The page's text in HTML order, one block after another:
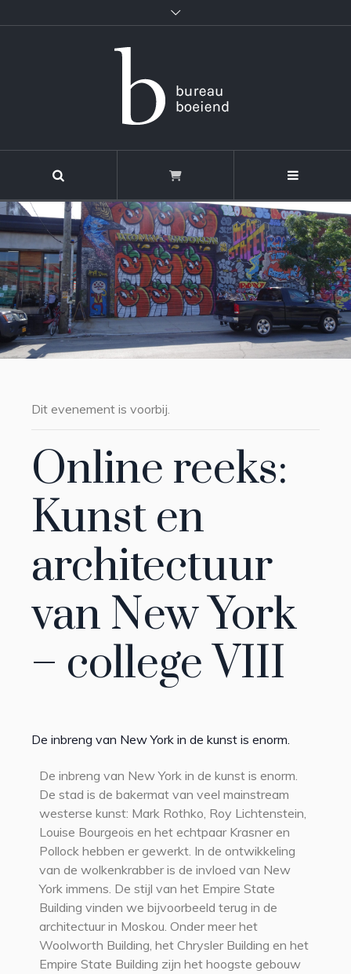
Dit evenement is voorbij.
Online reeks:
Kunst en
architectuur
van New York
– college VIII
De inbreng van New York in de kunst is enorm.
De inbreng van New York in de kunst is enorm.
De stad is de bakermat van veel mainstream
westerse kunst: Mark Rothko, Roy Lichtenstein,
Louise Bourgeois en het echtpaar Krasner en
Pollock hebben er gewerkt. In de ontwikkeling
van de wolkenkrabber is de invloed van New
York immens. De stijl van het Empire State
Building vinden we bijvoorbeeld terug in de
architectuur in Moskou. Onder meer het
Woolworth Building, het Chrysler Building en het
Empire State Building zijn het hoogste gebouw